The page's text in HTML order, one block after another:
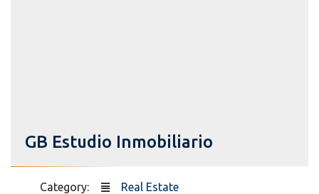
GB Estudio Inmobiliario
Category: Real Estate